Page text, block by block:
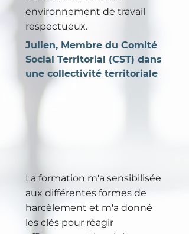
environnement de travail
respectueux.
Julien, Membre du Comité
Social Territorial (CST) dans
une collectivité territoriale
La formation m'a sensibilisée
aux différentes formes de
harcèlement et m'a donné
les clés pour réagir